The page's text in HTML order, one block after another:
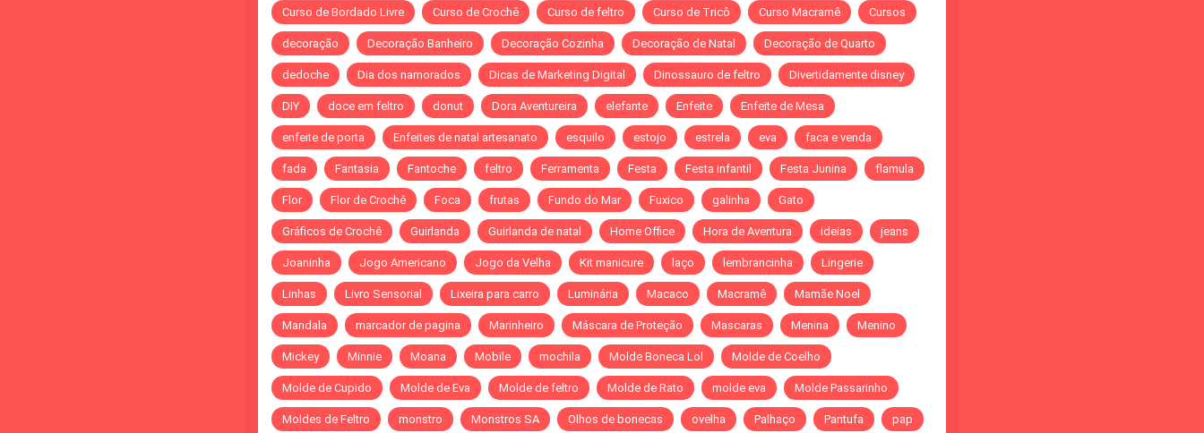
Curso de Bordado Livre Curso de Crochê Curso de feltro Curso de Tricô Curso Macramê Cursos
decoração Decoração Banheiro Decoração Cozinha Decoração de Natal Decoração de Quarto
dedoche Dia dos namorados Dicas de Marketing Digital Dinossauro de feltro Divertidamente disney
DIY doce em feltro donut Dora Aventureira elefante Enfeite Enfeite de Mesa
enfeite de porta Enfeites de natal artesanato esquilo estojo estrela eva faca e venda
fada Fantasia Fantoche feltro Ferramenta Festa Festa infantil Festa Junina flamula
Flor Flor de Crochê Foca frutas Fundo do Mar Fuxico galinha Gato
Gráficos de Crochê Guirlanda Guirlanda de natal Home Office Hora de Aventura ideias jeans
Joaninha Jogo Americano Jogo da Velha Kit manicure laço lembrancinha Lingerie
Linhas Livro Sensorial Lixeira para carro Luminária Macaco Macramê Mamãe Noel
Mandala marcador de pagina Marinheiro Máscara de Proteção Mascaras Menina Menino
Mickey Minnie Moana Mobile mochila Molde Boneca Lol Molde de Coelho
Molde de Cupido Molde de Eva Molde de feltro Molde de Rato molde eva Molde Passarinho
Moldes de Feltro monstro Monstros SA Olhos de bonecas ovelha Palhaço Pantufa pap